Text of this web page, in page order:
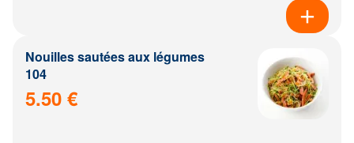
Nouilles sautées aux légumes
104
5.50 €